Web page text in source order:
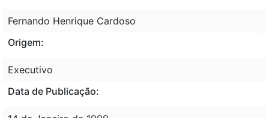
Fernando Henrique Cardoso
Origem:
Executivo
Data de Publicação: